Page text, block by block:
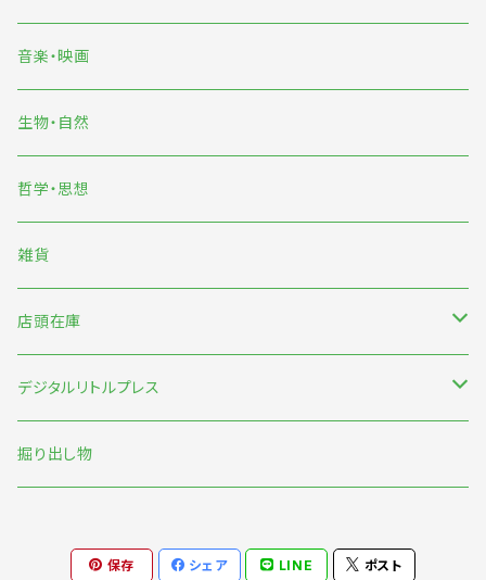
イラスト
雨宮ひかる
くまおり純
音楽・映画
生物・自然
哲学・思想
雑貨
店頭在庫
新刊台
本の本
デジタルリトルプレス
オリジナル
掘り出し物
保存 シェア LINE ポスト